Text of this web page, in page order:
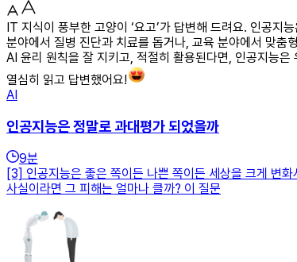
IT 지식이 풍부한 고양이 ‘요고’가 답변해 드려요. 인공지
분야에서 질병 진단과 치료를 돕거나, 교육 분야에서 맞춤
AI 윤리 원칙을 잘 지키고, 적절히 활용된다면, 인공지능
열심히 읽고 답변했어요!
AI
인공지능은 정말로 과대평가 되었을까
9분
[3] 인공지능은 좋은 쪽이든 나쁜 쪽이든 세상을 크게 변
사실이라면 그 피해는 얼마나 클까? 이 질문